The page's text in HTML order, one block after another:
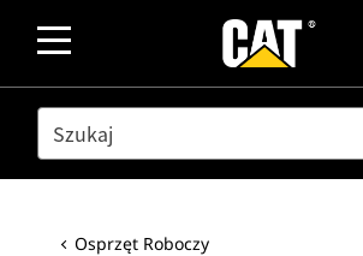
SEARCH
Osprzęt Roboczy